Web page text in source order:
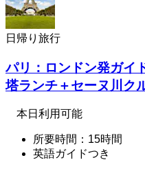
日帰り旅行
パリ：ロンドン発ガイ
塔ランチ＋セーヌ川ク
本日利用可能
所要時間：15時間
英語ガイドつき